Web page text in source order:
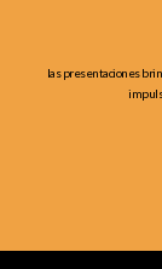
las presentaciones